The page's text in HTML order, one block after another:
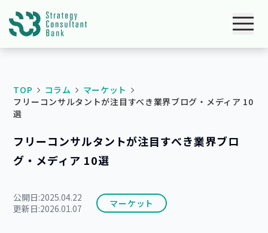
TOP コラム
マーケット
フリーコンサルタントが注目すべき業界ブログ・メディア 10
選
フリーコンサルタントが注目すべき業界ブロ
グ・メディア 10選
公開日:2025.04.22
更新日:2026.01.07 マーケット